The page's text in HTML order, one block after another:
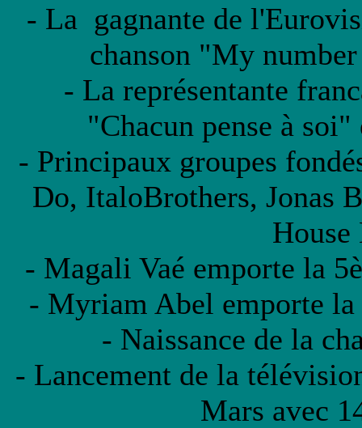
- La gagnante de
chanson "My
- La représentante
"Chacun pense à
- Principaux groupes
Do, ItaloBrothers, Jonas
- Magali Vaé emporte la
- Myriam Abel emporte la
- Naissance de la
- Lancement de la
Mars avec